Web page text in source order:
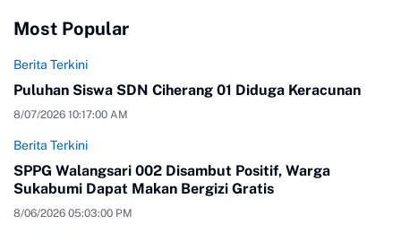
Most Popular
Berita Terkini
Puluhan Siswa SDN Ciherang 01 Diduga Keracunan
8/07/2026 10:17:00 AM
Berita Terkini
SPPG Walangsari 002 Disambut Positif, Warga
Sukabumi Dapat Makan Bergizi Gratis
8/06/2026 05:03:00 PM